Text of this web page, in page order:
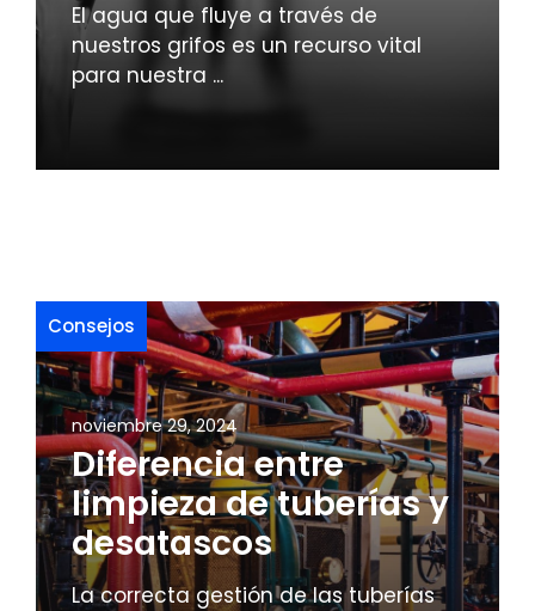
El agua que fluye a través de
nuestros grifos es un recurso vital
para nuestra ...
Consejos
noviembre 29, 2024
Diferencia entre
limpieza de tuberías y
desatascos
La correcta gestión de las tuberías